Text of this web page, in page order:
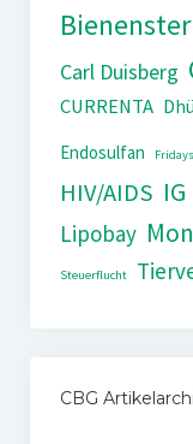
Carl Duisberg
CURRENTA
Endosulfan
HIV/AIDS
Lipobay
Steuerflucht
CBG